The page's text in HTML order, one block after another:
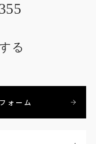
る
ォーム